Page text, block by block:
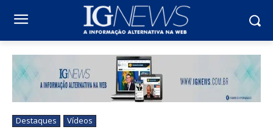
Destaques Vídeos